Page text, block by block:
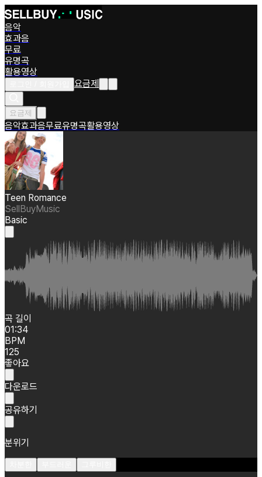
음악
효과음
무료
유명곡
활용영상
요금제
요금제
음악효과음무료유명곡활용영상
Teen Romance
SellBuyMusic
Basic
곡 길이
01:34
BPM
125
좋아요
다운로드
공유하기
분위기